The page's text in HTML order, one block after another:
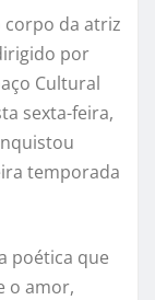
corpo da atriz
por
Cultural
sexta-feira,
temporada
poética que
o amor,